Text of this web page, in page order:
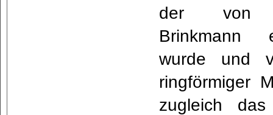
der von
Brinkmann
wurde und
ringförmiger
zugleich